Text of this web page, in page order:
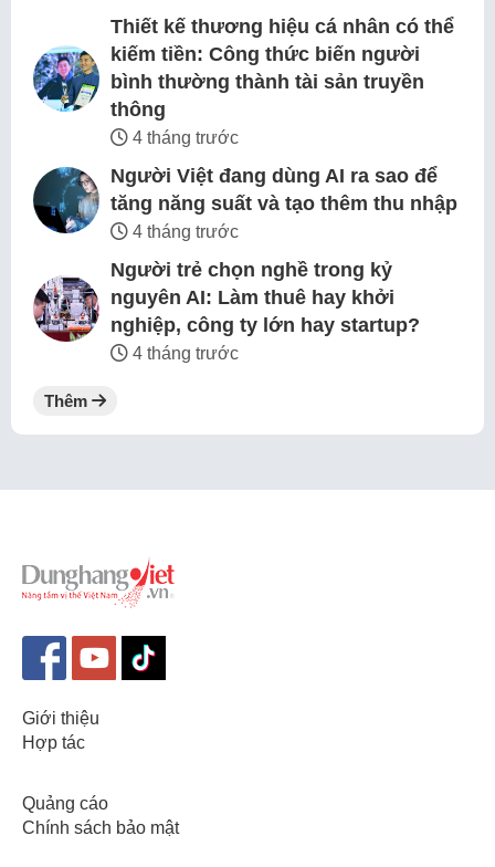
Thiết kế thương hiệu cá nhân có thể
kiếm tiền: Công thức biến người
bình thường thành tài sản truyền
thông
4 tháng trước
Người Việt đang dùng AI ra sao để
tăng năng suất và tạo thêm thu nhập
4 tháng trước
Người trẻ chọn nghề trong kỷ
nguyên AI: Làm thuê hay khởi
nghiệp, công ty lớn hay startup?
4 tháng trước
Thêm
Giới thiệu
Hợp tác
Quảng cáo
Chính sách bảo mật